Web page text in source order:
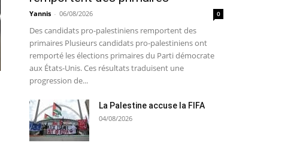
Yannis - 06/08/2026 0
Des candidats pro-palestiniens remportent des
primaires Plusieurs candidats pro-palestiniens ont
remporté les élections primaires du Parti démocrate
aux États-Unis. Ces résultats traduisent une
progression de...
La Palestine accuse la FIFA
04/08/2026